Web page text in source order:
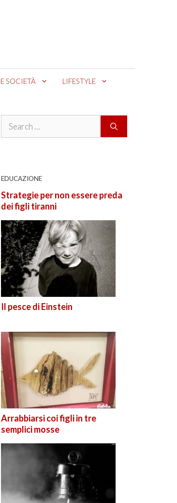
SOCIETÀ LIFESTYLE
Search
EDUCAZIONE
Strategie per non essere preda
dei figli tiranni
Il pesce di Einstein
Arrabbiarsi coi figli in tre
semplici mosse